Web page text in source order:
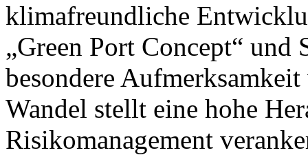
klimafreundliche
„Green Port Concept“
besondere
Wandel stellt eine hohe
Risikomanagement